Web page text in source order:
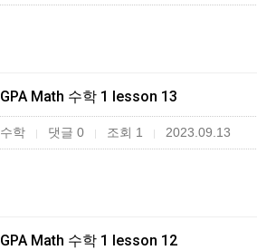
GPA Math 수학 1 lesson 13
수학 | 댓글 0 | 조회 1 | 2023.09.13
GPA Math 수학 1 lesson 12